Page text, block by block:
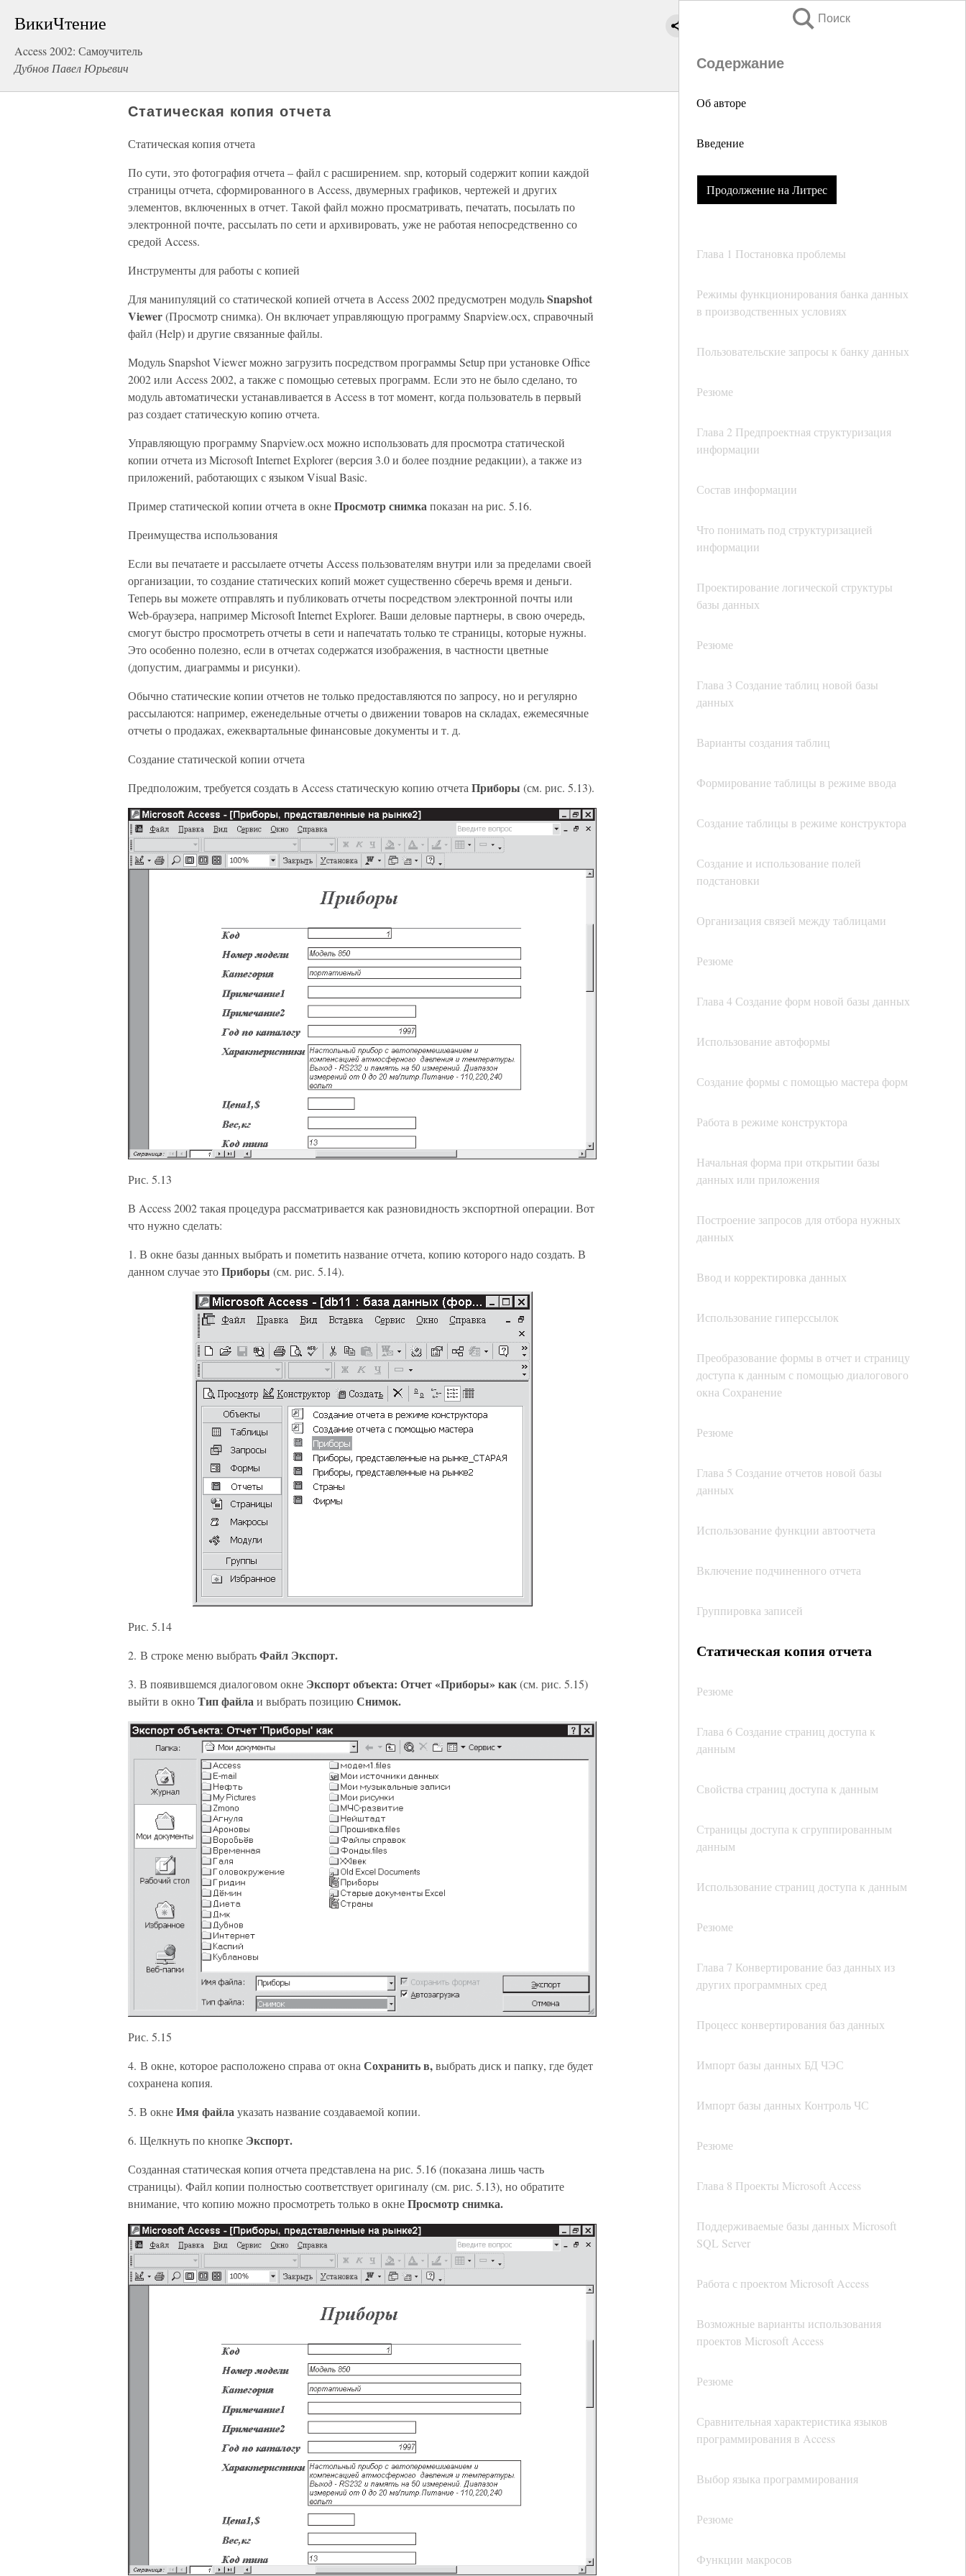
ВикиЧтение
Access 2002: Самоучитель
Дубнов Павел Юрьевич
Поиск
Содержание
Об авторе
Введение
Продолжение на Литрес
Глава 1 Постановка проблемы
Режимы функционирования банка данных
в производственных условиях
Пользовательские запросы к банку данных
Резюме
Глава 2 Предпроектная структуризация
информации
Состав информации
Что понимать под структуризацией
информации
Проектирование логической структуры
базы данных
Резюме
Глава 3 Создание таблиц новой базы
данных
Варианты создания таблиц
Формирование таблицы в режиме ввода
Создание таблицы в режиме конструктора
Создание и использование полей
подстановки
Организация связей между таблицами
Резюме
Глава 4 Создание форм новой базы данных
Использование автоформы
Создание формы с помощью мастера форм
Работа в режиме конструктора
Начальная форма при открытии базы
данных или приложения
Построение запросов для отбора нужных
данных
Ввод и корректировка данных
Использование гиперссылок
Преобразование формы в отчет и страницу
доступа к данным с помощью диалогового
окна Сохранение
Резюме
Глава 5 Создание отчетов новой базы
данных
Использование функции автоотчета
Включение подчиненного отчета
Группировка записей
Статическая копия отчета
Резюме
Глава 6 Создание страниц доступа к
данным
Свойства страниц доступа к данным
Страницы доступа к сгруппированным
данным
Использование страниц доступа к данным
Резюме
Глава 7 Конвертирование баз данных из
других программных сред
Процесс конвертирования баз данных
Импорт базы данных БД ЧЭС
Импорт базы данных Контроль ЧС
Резюме
Глава 8 Проекты Microsoft Access
Поддерживаемые базы данных Microsoft
SQL Server
Работа с проектом Microsoft Access
Возможные варианты использования
проектов Microsoft Access
Резюме
Сравнительная характеристика языков
программирования в Access
Выбор языка программирования
Резюме
Функции макросов
Статическая копия отчета
Статическая копия отчета
По сути, это фотография отчета – файл с расширением. snp, который содержит копии каждой
страницы отчета, сформированного в Access, двумерных графиков, чертежей и других
элементов, включенных в отчет. Такой файл можно просматривать, печатать, посылать по
электронной почте, рассылать по сети и архивировать, уже не работая непосредственно со
средой Access.
Инструменты для работы с копией
Для манипуляций со статической копией отчета в Access 2002 предусмотрен модульSnapshot
Viewer(Просмотр снимка). Он включает управляющую программу Snapview.ocx, справочный
файл (Help) и другие связанные файлы.
Модуль Snapshot Viewer можно загрузить посредством программы Setup при установке Office
2002 или Access 2002, а также с помощью сетевых программ. Если это не было сделано, то
модуль автоматически устанавливается в Access в тот момент, когда пользователь в первый
раз создает статическую копию отчета.
Управляющую программу Snapview.ocx можно использовать для просмотра статической
копии отчета из Microsoft Internet Explorer (версия 3.0 и более поздние редакции), а также из
приложений, работающих с языком Visual Basic.
Пример статической копии отчета в окнеПросмотр снимкапоказан на рис. 5.16.
Преимущества использования
Если вы печатаете и рассылаете отчеты Access пользователям внутри или за пределами своей
организации, то создание статических копий может существенно сберечь время и деньги.
Теперь вы можете отправлять и публиковать отчеты посредством электронной почты или
Web-браузера, например Microsoft Internet Explorer. Ваши деловые партнеры, в свою очередь,
смогут быстро просмотреть отчеты в сети и напечатать только те страницы, которые нужны.
Это особенно полезно, если в отчетах содержатся изображения, в частности цветные
(допустим, диаграммы и рисунки).
Обычно статические копии отчетов не только предоставляются по запросу, но и регулярно
рассылаются: например, еженедельные отчеты о движении товаров на складах, ежемесячные
отчеты о продажах, ежеквартальные финансовые документы и т. д.
Создание статической копии отчета
Предположим, требуется создать в Access статическую копию отчета Приборы (см. рис. 5.13).
Рис. 5.13
В Access 2002 такая процедура рассматривается как разновидность экспортной операции. Вот
что нужно сделать:
1. В окне базы данных выбрать и пометить название отчета, копию которого надо создать. В
данном случае этоПриборы (см. рис. 5.14).
Рис. 5.14
2. В строке меню выбратьФайл Экспорт.
3. В появившемся диалоговом окне Экспорт объекта: Отчет «Приборы» как(см. рис. 5.15)
выйти в окноТип файлаи выбрать позициюСнимок.
Рис. 5.15
4. В окне, которое расположено справа от окна Сохранить в,выбрать диск и папку, где будет
сохранена копия.
5. В окнеИмя файлауказать название создаваемой копии.
6. Щелкнуть по кнопке Экспорт.
Созданная статическая копия отчета представлена на рис. 5.16 (показана лишь часть
страницы). Файл копии полностью соответствует оригиналу (см. рис. 5.13), но обратите
внимание, что копию можно просмотреть только в окнеПросмотр снимка.